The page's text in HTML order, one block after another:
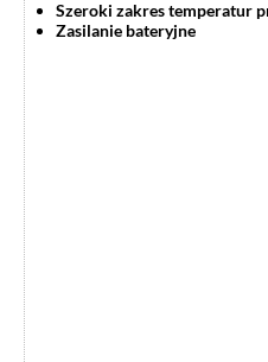
Szeroki zakres temperatur
Zasilanie bateryjne